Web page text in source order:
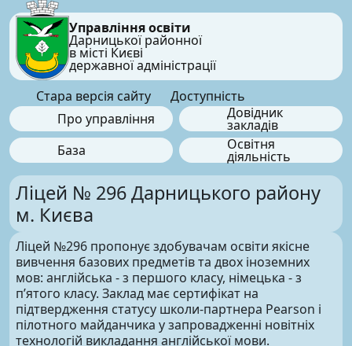
Управління освіти
Дарницької районної
в місті Києві
державної адміністрації
Стара версія сайту
Доступність
Про управління
Довідник
закладів
База
Освітня
діяльність
Ліцей № 296 Дарницького району
м. Києва
Ліцей №296 пропонує здобувачам освіти якісне
вивчення базових предметів та двох іноземних
мов: англійська - з першого класу, німецька - з
пʼятого класу. Заклад має сертифікат на
підтвердження статусу школи-партнера Pearson і
пілотного майданчика у запровадженні новітніх
технологій викладання англійської мови.